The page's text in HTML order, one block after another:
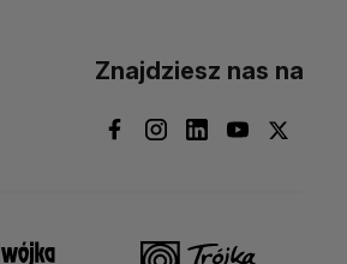
Znajdziesz nas na